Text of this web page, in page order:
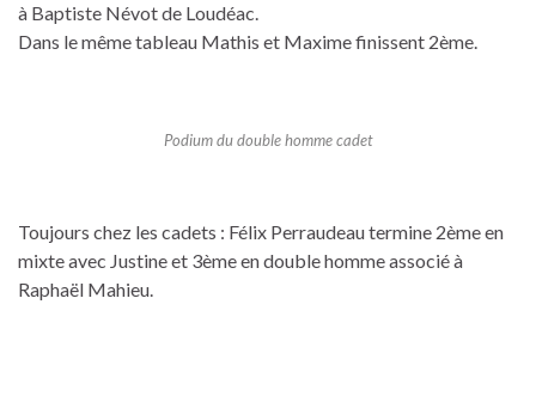
à Baptiste Névot de Loudéac.
Dans le même tableau Mathis et Maxime finissent 2ème.
Podium du double homme cadet
Toujours chez les cadets : Félix Perraudeau termine 2ème en
mixte avec Justine et 3ème en double homme associé à
Raphaël Mahieu.